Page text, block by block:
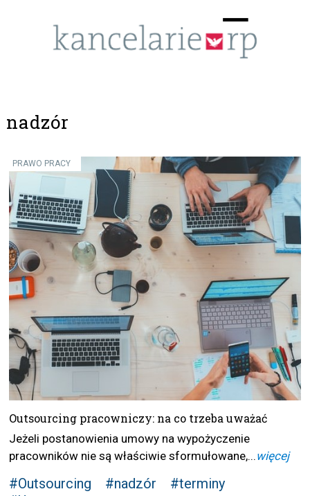
☰
nadzór
PRAWO PRACY
Outsourcing pracowniczy: na co trzeba uważać
Jeżeli postanowienia umowy na wypożyczenie
pracowników nie są właściwie sformułowane,...więcej
#Outsourcing #nadzór
#terminy